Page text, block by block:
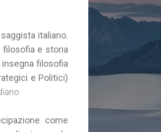
italiano.
filosofia e storia
filosofia
e Politici)
come